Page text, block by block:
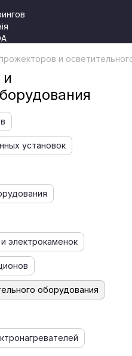
и
установок
электрокаменок
оборудования